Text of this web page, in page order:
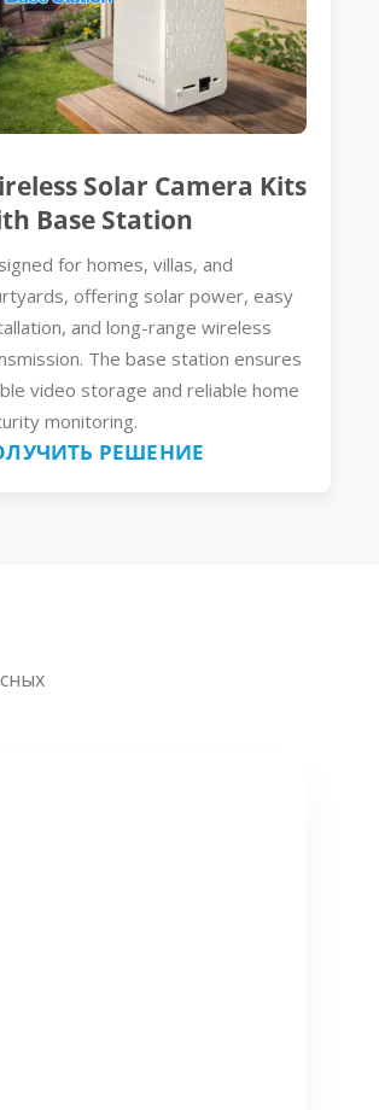
Solar Camera Kits
Base Station
for homes, villas, and
offering solar power, easy
and long-range wireless
The base station ensures
video storage and reliable home
monitoring.
РЕШЕНИЕ